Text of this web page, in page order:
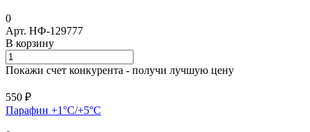
0
Арт. НФ-129777
В корзину
Покажи счет конкурента - получи лучшую цену
550 ₽
Парафин +1°С/+5°С